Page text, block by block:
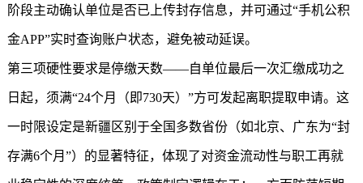
阶段主动确认单位是否已上传封存信息，并可通过“手机公积
金APP”实时查询账户状态，避免被动延误。
第三项硬性要求是停缴天数——自单位最后一次汇缴成功之
日起，须满“24个月（即730天）”方可发起离职提取申请。这
一时限设定是新疆区别于全国多数省份（如北京、广东为“封
存满6个月”）的显著特征，体现了对资金流动性与职工再就